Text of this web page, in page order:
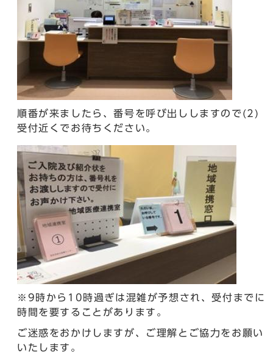
順番が来ましたら、番号を呼び出ししますので(2)
受付近くでお待ちください。
※9時から10時過ぎは混雑が予想され、受付までに
時間を要することがあります。
ご迷惑をおかけしますが、ご理解とご協力をお願い
いたします。